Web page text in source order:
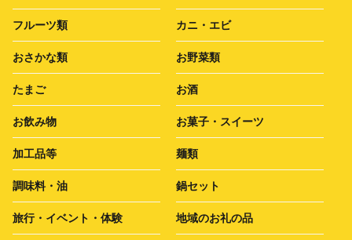
フルーツ類 カニ・エビ
おさかな類 お野菜類
たまご お酒
お飲み物 お菓子・スイーツ
加工品等 麺類
調味料・油 鍋セット
旅行・イベント・体験 地域のお礼の品